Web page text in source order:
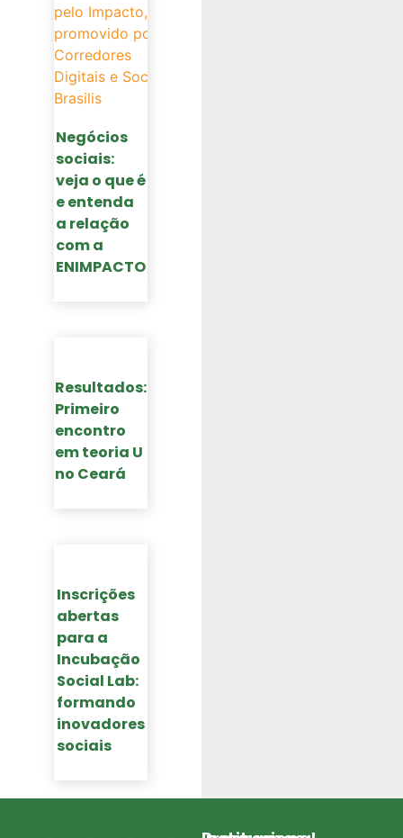
Negócios
sociais:
veja o que é
e entenda
a relação
com a
ENIMPACTO
Resultados:
Primeiro
encontro
em teoria U
no Ceará​
Inscrições
abertas
para a
Incubação
Social Lab:
formando
inovadores
sociais